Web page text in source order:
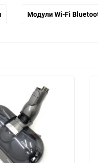
Модули Wi-Fi